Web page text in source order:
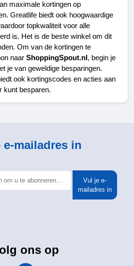
maximale kortingen op
Greatlife biedt ook hoogwaardige
topkwaliteit voor alle
is. Het is de beste winkel om dit
Om van de kortingen te
naar ShoppingSpout.nl, begin je
ook kortingscodes en acties aan
kunt besparen.
e-mailadres in
Vul je e-
mailadres in
ons op